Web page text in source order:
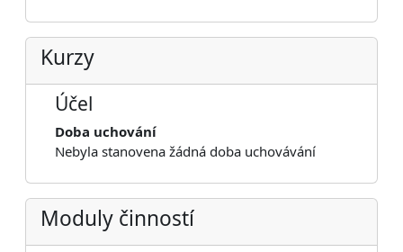
Kurzy
Účel
Doba uchování
Nebyla stanovena žádná doba uchovávání
Moduly činností